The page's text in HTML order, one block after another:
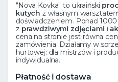
"Nova Kovka" to ukraiński
kutych z własnym
doświadczeniem. Ponad
z prawdziwymi zdjęciami i
cena na stronie jest równa
zamówienia. Działamy w
hurtowej: dla mistrzów i
indywidualna.
Płatność i dostawa